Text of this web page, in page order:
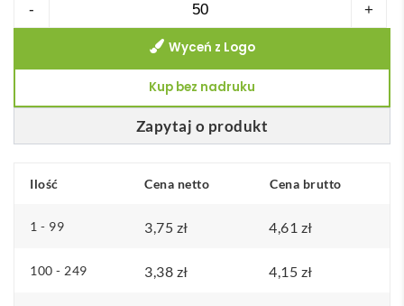
-
Składany
+
Zapytaj o produkt
Wyceń z Logo
Kup bez nadruku
Ilość Cena netto Cena brutto
1 - 99 3,75 zł 4,61 zł
100 - 249 3,38 zł 4,15 zł